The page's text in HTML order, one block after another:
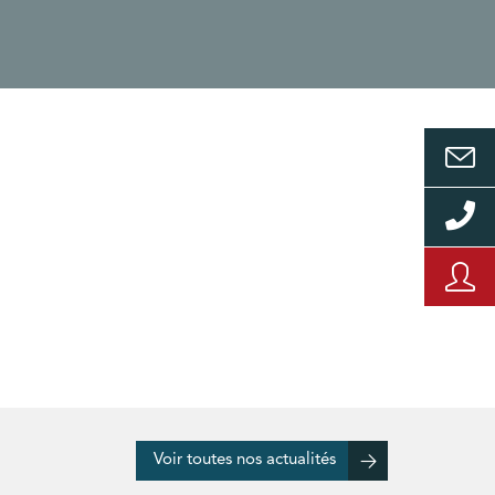
Voir toutes nos actualités